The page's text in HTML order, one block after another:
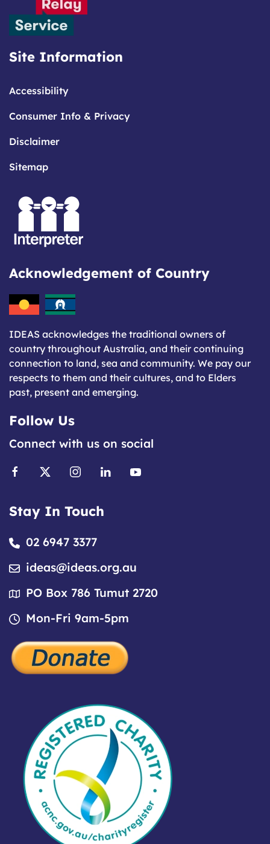
Site Information
Accessibility
Consumer Info & Privacy
Disclaimer
Sitemap
Acknowledgement of Country
IDEAS acknowledges the traditional owners of
country throughout Australia, and their continuing
connection to land, sea and community. We pay our
respects to them and their cultures, and to Elders
past, present and emerging.
Follow Us
Connect with us on social
Stay In Touch
02 6947 3377
ideas@ideas.org.au
PO Box 786 Tumut 2720
Mon-Fri 9am-5pm